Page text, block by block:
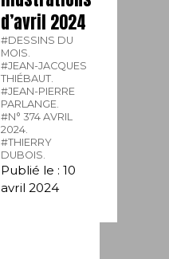
d’avril 2024
#DESSINS DU
MOIS.
#JEAN-JACQUES
THIÉBAUT.
#JEAN-PIERRE
PARLANGE.
#N° 374 AVRIL
2024.
#THIERRY
DUBOIS.
Publié le : 10
avril 2024